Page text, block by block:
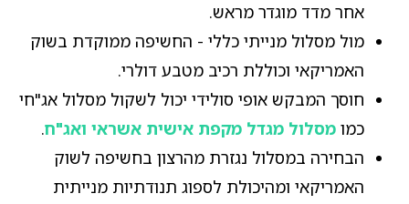
אחר מדד מוגדר מראש.
מול מסלול מנייתי כללי - החשיפה ממוקדת בשוק
האמריקאי וכוללת רכיב מטבע דולרי.
חוסך המבקש אופי סולידי יכול לשקול מסלול אג"חי
כמו מסלול מגדל מקפת אישית אשראי ואג"ח.
הבחירה במסלול נגזרת מהרצון בחשיפה לשוק
האמריקאי ומהיכולת לספוג תנודתיות מנייתית